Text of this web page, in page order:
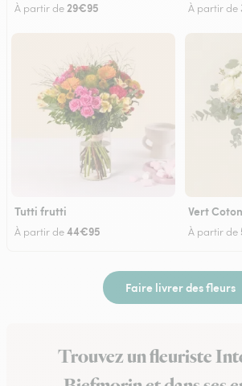
À partir de29€95 À partir de
Tutti frutti
À partir de44€95
Vert Coton
À partir de
Faire livrer des fleurs
Trouvez un fleuriste